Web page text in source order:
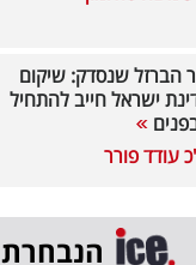
הברזל שנסדק: שיקום
ישראל חייב להתחיל
עודד פורר
הנבחרת